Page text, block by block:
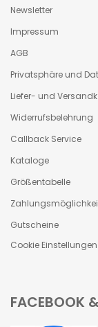
Newsletter
Impressum
AGB
Privatsphäre und
Liefer- und
Widerrufsbelehrung
Callback Service
Kataloge
Größentabelle
Gutscheine
Cookie Einstellungen
FACEBOOK